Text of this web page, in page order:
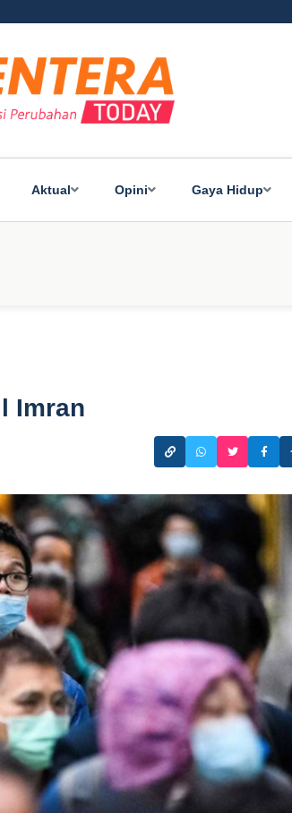
Aktual Opini Gaya Hidup
Imran